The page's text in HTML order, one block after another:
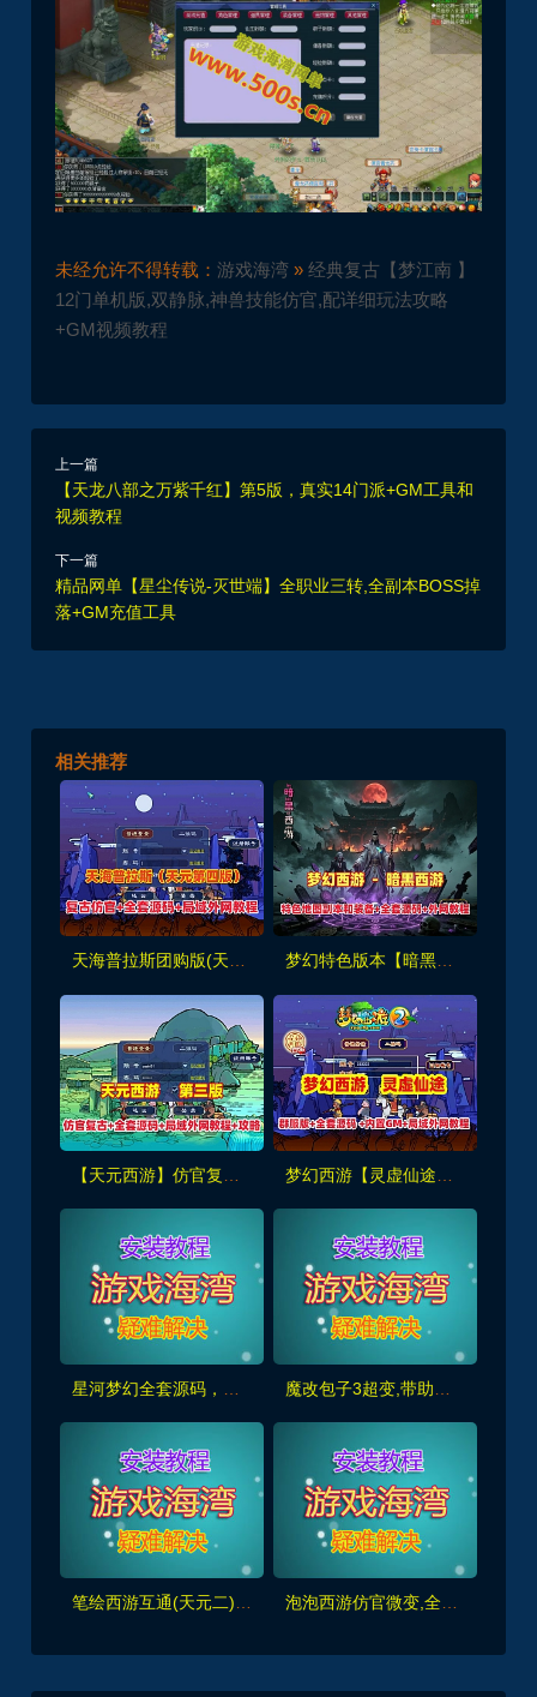
未经允许不得转载：游戏海湾 »经典复古【梦江南 】
12门单机版,双静脉,神兽技能仿官,配详细玩法攻略
+GM视频教程
上一篇
【天龙八部之万紫千红】第5版，真实14门派+GM工具和
视频教程
下一篇
精品网单【星尘传说-灭世端】全职业三转,全副本BOSS掉
落+GM充值工具
相关推荐
天海普拉斯团购版(天元第四版),仿官复古互通端,一键组队+带全套源码+局域外网教程 梦幻特色版本【暗黑西游】暗黑副本-大陆-神器-称号等众多新鲜玩法，带全套源码及外网架设教程
泡泡西游仿官微变,全套源码，武神坛之战,挂机系统,抽奖系统,巅峰赛,千变万化-共享背包+局域外网教程+攻略